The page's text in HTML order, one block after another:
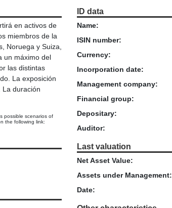
en activos de
miembros de la
Noruega y Suiza,
un máximo del
las distintas
La exposición
La duración
possible scenarios of
the following link:
ID data
Name:
ISIN number:
Currency:
Incorporation date:
Management company:
Financial group:
Depositary:
Auditor:
Last valuation
Net Asset Value:
Assets under Management:
Date: